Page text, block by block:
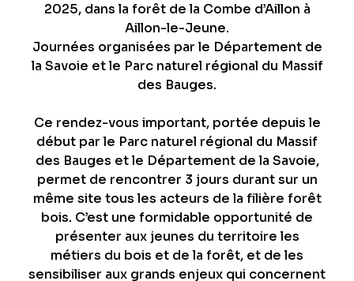
2025, dans la forêt de la Combe d’Aillon à
Aillon-le-Jeune.
Journées organisées par le Département de
la Savoie et le Parc naturel régional du Massif
des Bauges.
Ce rendez-vous important, portée depuis le
début par le Parc naturel régional du Massif
des Bauges et le Département de la Savoie,
permet de rencontrer 3 jours durant sur un
même site tous les acteurs de la filière forêt
bois. C’est une formidable opportunité de
présenter aux jeunes du territoire les
métiers du bois et de la forêt, et de les
sensibiliser aux grands enjeux qui concernent